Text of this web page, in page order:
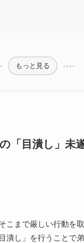
もっと見る
「目潰し」未
こまで厳しい行動を
潰し」を行うことで